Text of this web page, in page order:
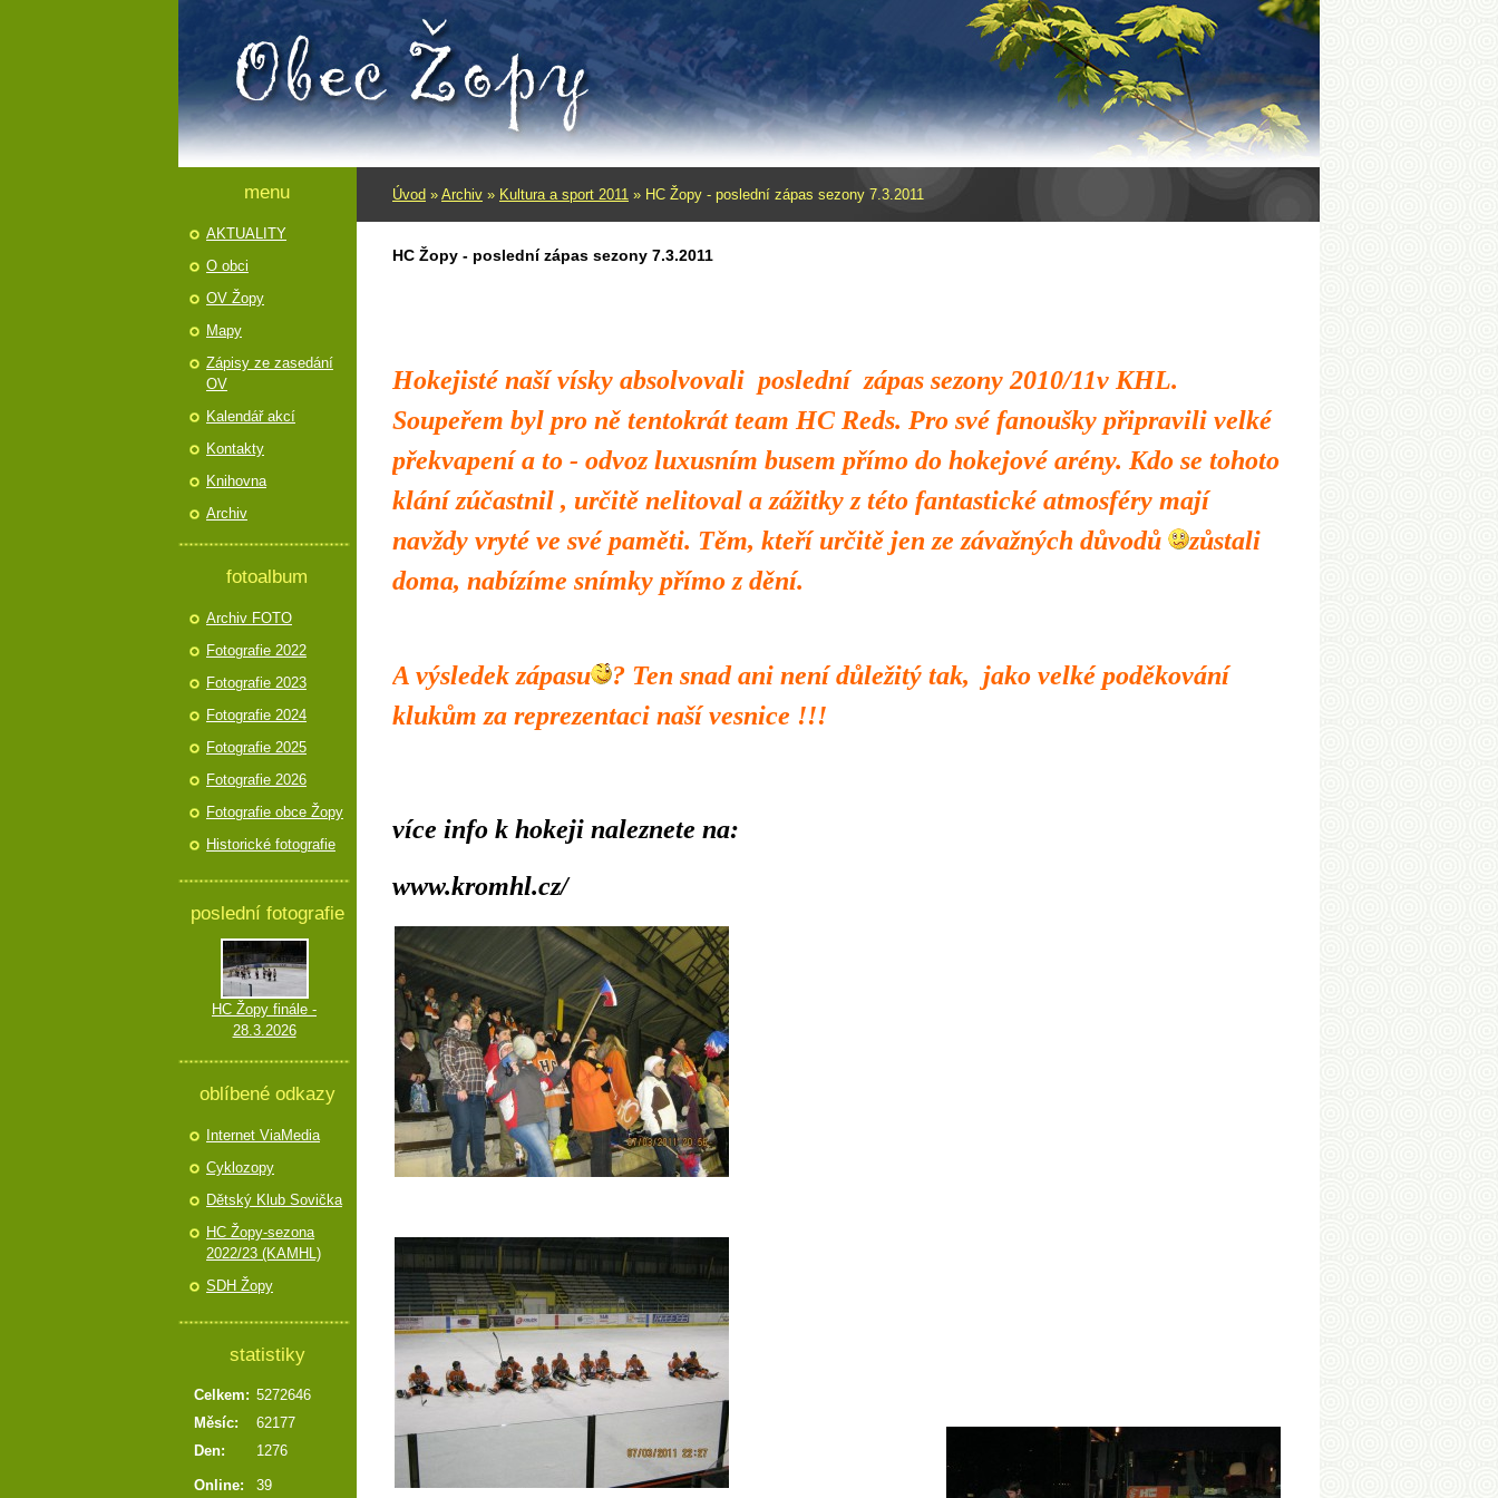
Úvod » Archiv » Kultura a sport 2011 » HC Žopy - poslední zápas sezony 7.3.2011
HC Žopy - poslední zápas sezony 7.3.2011
Hokejisté naší vísky absolvovali poslední zápas sezony 2010/11v KHL.
Soupeřem byl pro ně tentokrát team HC Reds. Pro své fanoušky připravili velké
překvapení a to - odvoz luxusním busem přímo do hokejové arény. Kdo se tohoto
klání zúčastnil , určitě nelitoval a zážitky z této fantastické atmosféry mají
navždy vryté ve své paměti. Těm, kteří určitě jen ze závažných důvodů
zůstali
doma, nabízíme snímky přímo z dění.
A výsledek zápasu
? Ten snad ani není důležitý tak, jako velké poděkování
klukům za reprezentaci naší vesnice !!!
více info k hokeji naleznete na:
www.kromhl.cz/
menu
AKTUALITY
O obci
OV Žopy
Mapy
Zápisy ze zasedání
OV
Kalendář akcí
Kontakty
Knihovna
Archiv
fotoalbum
Archiv FOTO
Fotografie 2022
Fotografie 2023
Fotografie 2024
Fotografie 2025
Fotografie 2026
Fotografie obce Žopy
Historické fotografie
poslední fotografie
HC Žopy finále -
28.3.2026
oblíbené odkazy
Internet ViaMedia
Cyklozopy
Dětský Klub Sovička
HC Žopy-sezona
2022/23 (KAMHL)
SDH Žopy
statistiky
Online: 39
Celkem: 5272646
Měsíc:
62177
Den:
1276